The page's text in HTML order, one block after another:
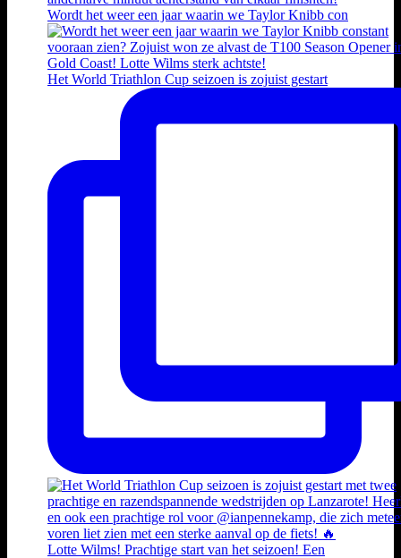
Wordt het weer een jaar waarin we Taylor Knibb con
Het World Triathlon Cup seizoen is zojuist gestart
Lotte Wilms! Prachtige start van het seizoen! Een